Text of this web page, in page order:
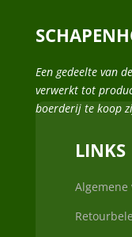
Een gedeelte van
verwerkt tot
boerderij te koop
LINKS
Algemene